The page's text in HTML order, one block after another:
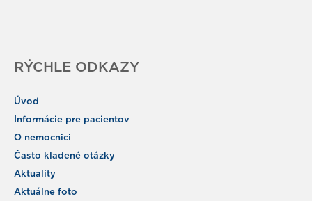
RÝCHLE ODKAZY
Úvod
Informácie pre pacientov
O nemocnici
Často kladené otázky
Aktuality
Aktuálne foto